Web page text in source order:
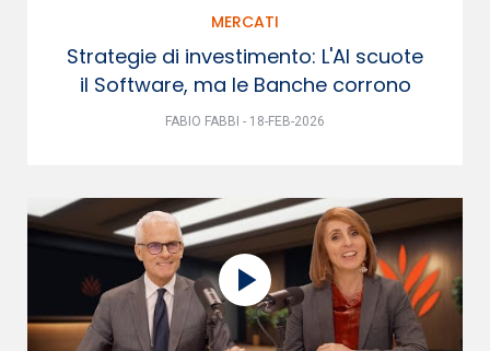
MERCATI
Strategie di investimento: L'AI scuote
il Software, ma le Banche corrono
FABIO FABBI - 18-FEB-2026